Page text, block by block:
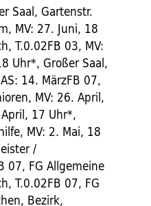
Saal, Gartenstr.
MV: 27. Juni, 18
T.0.02FB 03, MV:
Uhr*, Großer Saal,
14. MärzFB 07,
MV: 26. April,
17 Uhr*,
MV: 2. Mai, 18
/
07, FG Allgemeine
T.0.02FB 07, FG
Bezirk,